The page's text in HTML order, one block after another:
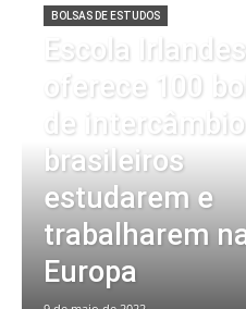
BOLSAS DE ESTUDOS
Escola
oferece 100
de
brasileiros
estudarem e
trabalharem
Europa